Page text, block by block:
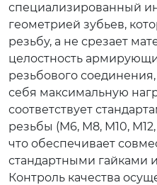
специализированный
геометрией зубьев,
резьбу, а не срезает
целостность
резьбового
себя максимальную
соответствует
резьбы (M6, M8, M10,
что обеспечивает
стандартными гайками
Контроль качества